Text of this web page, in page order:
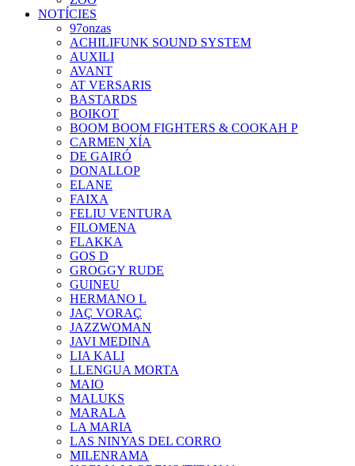
NOTÍCIES
97onzas
ACHILIFUNK SOUND SYSTEM
AUXILI
AVANT
AT VERSARIS
BASTARDS
BOIKOT
BOOM BOOM FIGHTERS & COOKAH P
CARMEN XÍA
DE GAIRÓ
DONALLOP
ELANE
FAIXA
FELIU VENTURA
FILOMENA
FLAKKA
GOS D
GROGGY RUDE
GUINEU
HERMANO L
JAÇ VORAÇ
JAZZWOMAN
JAVI MEDINA
LIA KALI
LLENGUA MORTA
MAIO
MALUKS
MARALA
LA MARIA
LAS NINYAS DEL CORRO
MILENRAMA